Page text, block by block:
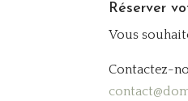
Réserver
Vous
Contactez-